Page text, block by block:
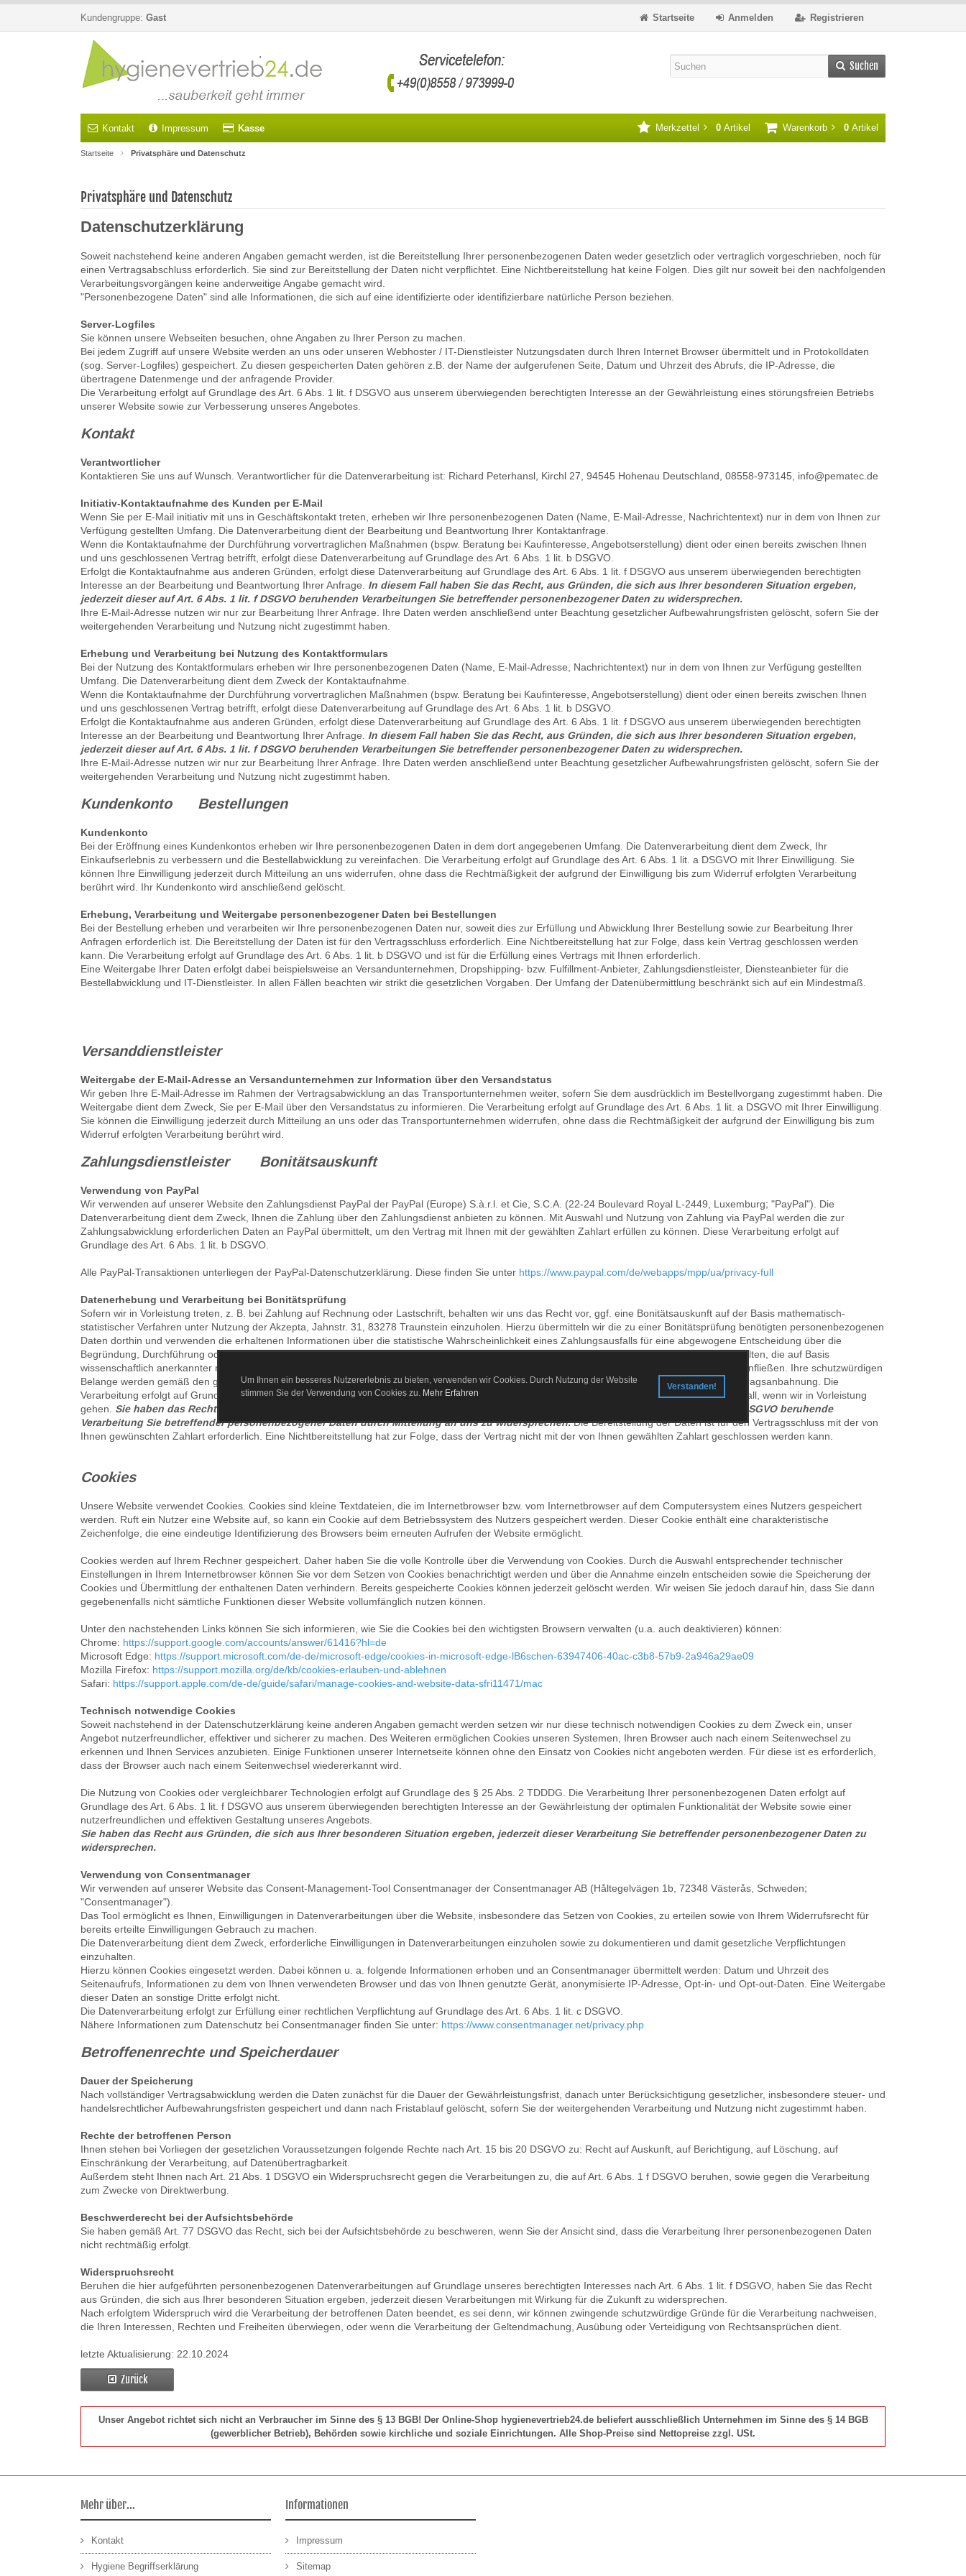
Um Ihnen ein besseres Nutzererlebnis zu bieten, verwenden wir Cookies. Durch Nutzung der Website
stimmen Sie der Verwendung von Cookies zu. Mehr Erfahren
Verstanden!
Kundengruppe: Gast Registrieren
Anmelden
Startseite
Suchen
Kontakt Impressum Kasse Warenkorb 0 Artikel
Merkzettel 0 Artikel
Startseite Privatsphäre und Datenschutz
Privatsphäre und Datenschutz
Datenschutzerklärung
Soweit nachstehend keine anderen Angaben gemacht werden, ist die Bereitstellung Ihrer personenbezogenen Daten weder gesetzlich oder vertraglich vorgeschrieben, noch für
einen Vertragsabschluss erforderlich. Sie sind zur Bereitstellung der Daten nicht verpflichtet. Eine Nichtbereitstellung hat keine Folgen. Dies gilt nur soweit bei den nachfolgenden
Verarbeitungsvorgängen keine anderweitige Angabe gemacht wird.
"Personenbezogene Daten" sind alle Informationen, die sich auf eine identifizierte oder identifizierbare natürliche Person beziehen.
Server-Logfiles
Sie können unsere Webseiten besuchen, ohne Angaben zu Ihrer Person zu machen.
Bei jedem Zugriff auf unsere Website werden an uns oder unseren Webhoster / IT-Dienstleister Nutzungsdaten durch Ihren Internet Browser übermittelt und in Protokolldaten
(sog. Server-Logfiles) gespeichert. Zu diesen gespeicherten Daten gehören z.B. der Name der aufgerufenen Seite, Datum und Uhrzeit des Abrufs, die IP-Adresse, die
übertragene Datenmenge und der anfragende Provider.
Die Verarbeitung erfolgt auf Grundlage des Art. 6 Abs. 1 lit. f DSGVO aus unserem überwiegenden berechtigten Interesse an der Gewährleistung eines störungsfreien Betriebs
unserer Website sowie zur Verbesserung unseres Angebotes.
Kontakt
Verantwortlicher
Kontaktieren Sie uns auf Wunsch. Verantwortlicher für die Datenverarbeitung ist: Richard Peterhansl, Kirchl 27, 94545 Hohenau Deutschland, 08558-973145, info@pematec.de
Initiativ-Kontaktaufnahme des Kunden per E-Mail
Wenn Sie per E-Mail initiativ mit uns in Geschäftskontakt treten, erheben wir Ihre personenbezogenen Daten (Name, E-Mail-Adresse, Nachrichtentext) nur in dem von Ihnen zur
Verfügung gestellten Umfang. Die Datenverarbeitung dient der Bearbeitung und Beantwortung Ihrer Kontaktanfrage.
Wenn die Kontaktaufnahme der Durchführung vorvertraglichen Maßnahmen (bspw. Beratung bei Kaufinteresse, Angebotserstellung) dient oder einen bereits zwischen Ihnen
und uns geschlossenen Vertrag betrifft, erfolgt diese Datenverarbeitung auf Grundlage des Art. 6 Abs. 1 lit. b DSGVO.
Erfolgt die Kontaktaufnahme aus anderen Gründen, erfolgt diese Datenverarbeitung auf Grundlage des Art. 6 Abs. 1 lit. f DSGVO aus unserem überwiegenden berechtigten
Interesse an der Bearbeitung und Beantwortung Ihrer Anfrage. In diesem Fall haben Sie das Recht, aus Gründen, die sich aus Ihrer besonderen Situation ergeben,
jederzeit dieser auf Art. 6 Abs. 1 lit. f DSGVO beruhenden Verarbeitungen Sie betreffender personenbezogener Daten zu widersprechen.
Ihre E-Mail-Adresse nutzen wir nur zur Bearbeitung Ihrer Anfrage. Ihre Daten werden anschließend unter Beachtung gesetzlicher Aufbewahrungsfristen gelöscht, sofern Sie der
weitergehenden Verarbeitung und Nutzung nicht zugestimmt haben.
Erhebung und Verarbeitung bei Nutzung des Kontaktformulars
Bei der Nutzung des Kontaktformulars erheben wir Ihre personenbezogenen Daten (Name, E-Mail-Adresse, Nachrichtentext) nur in dem von Ihnen zur Verfügung gestellten
Umfang. Die Datenverarbeitung dient dem Zweck der Kontaktaufnahme.
Wenn die Kontaktaufnahme der Durchführung vorvertraglichen Maßnahmen (bspw. Beratung bei Kaufinteresse, Angebotserstellung) dient oder einen bereits zwischen Ihnen
und uns geschlossenen Vertrag betrifft, erfolgt diese Datenverarbeitung auf Grundlage des Art. 6 Abs. 1 lit. b DSGVO.
Erfolgt die Kontaktaufnahme aus anderen Gründen, erfolgt diese Datenverarbeitung auf Grundlage des Art. 6 Abs. 1 lit. f DSGVO aus unserem überwiegenden berechtigten
Interesse an der Bearbeitung und Beantwortung Ihrer Anfrage. In diesem Fall haben Sie das Recht, aus Gründen, die sich aus Ihrer besonderen Situation ergeben,
jederzeit dieser auf Art. 6 Abs. 1 lit. f DSGVO beruhenden Verarbeitungen Sie betreffender personenbezogener Daten zu widersprechen.
Ihre E-Mail-Adresse nutzen wir nur zur Bearbeitung Ihrer Anfrage. Ihre Daten werden anschließend unter Beachtung gesetzlicher Aufbewahrungsfristen gelöscht, sofern Sie der
weitergehenden Verarbeitung und Nutzung nicht zugestimmt haben.
Kundenkonto Bestellungen
Kundenkonto
Bei der Eröffnung eines Kundenkontos erheben wir Ihre personenbezogenen Daten in dem dort angegebenen Umfang. Die Datenverarbeitung dient dem Zweck, Ihr
Einkaufserlebnis zu verbessern und die Bestellabwicklung zu vereinfachen. Die Verarbeitung erfolgt auf Grundlage des Art. 6 Abs. 1 lit. a DSGVO mit Ihrer Einwilligung. Sie
können Ihre Einwilligung jederzeit durch Mitteilung an uns widerrufen, ohne dass die Rechtmäßigkeit der aufgrund der Einwilligung bis zum Widerruf erfolgten Verarbeitung
berührt wird. Ihr Kundenkonto wird anschließend gelöscht.
Erhebung, Verarbeitung und Weitergabe personenbezogener Daten bei Bestellungen
Bei der Bestellung erheben und verarbeiten wir Ihre personenbezogenen Daten nur, soweit dies zur Erfüllung und Abwicklung Ihrer Bestellung sowie zur Bearbeitung Ihrer
Anfragen erforderlich ist. Die Bereitstellung der Daten ist für den Vertragsschluss erforderlich. Eine Nichtbereitstellung hat zur Folge, dass kein Vertrag geschlossen werden
kann. Die Verarbeitung erfolgt auf Grundlage des Art. 6 Abs. 1 lit. b DSGVO und ist für die Erfüllung eines Vertrags mit Ihnen erforderlich.
Eine Weitergabe Ihrer Daten erfolgt dabei beispielsweise an Versandunternehmen, Dropshipping- bzw. Fulfillment-Anbieter, Zahlungsdienstleister, Diensteanbieter für die
Bestellabwicklung und IT-Dienstleister. In allen Fällen beachten wir strikt die gesetzlichen Vorgaben. Der Umfang der Datenübermittlung beschränkt sich auf ein Mindestmaß.
Versanddienstleister
Weitergabe der E-Mail-Adresse an Versandunternehmen zur Information über den Versandstatus
Wir geben Ihre E-Mail-Adresse im Rahmen der Vertragsabwicklung an das Transportunternehmen weiter, sofern Sie dem ausdrücklich im Bestellvorgang zugestimmt haben. Die
Weitergabe dient dem Zweck, Sie per E-Mail über den Versandstatus zu informieren. Die Verarbeitung erfolgt auf Grundlage des Art. 6 Abs. 1 lit. a DSGVO mit Ihrer Einwilligung.
Sie können die Einwilligung jederzeit durch Mitteilung an uns oder das Transportunternehmen widerrufen, ohne dass die Rechtmäßigkeit der aufgrund der Einwilligung bis zum
Widerruf erfolgten Verarbeitung berührt wird.
Zahlungsdienstleister Bonitätsauskunft
Verwendung von PayPal
Wir verwenden auf unserer Website den Zahlungsdienst PayPal der PayPal (Europe) S.à.r.l. et Cie, S.C.A. (22-24 Boulevard Royal L-2449, Luxemburg; "PayPal"). Die
Datenverarbeitung dient dem Zweck, Ihnen die Zahlung über den Zahlungsdienst anbieten zu können. Mit Auswahl und Nutzung von Zahlung via PayPal werden die zur
Zahlungsabwicklung erforderlichen Daten an PayPal übermittelt, um den Vertrag mit Ihnen mit der gewählten Zahlart erfüllen zu können. Diese Verarbeitung erfolgt auf
Grundlage des Art. 6 Abs. 1 lit. b DSGVO.
Alle PayPal-Transaktionen unterliegen der PayPal-Datenschutzerklärung. Diese finden Sie unter https://www.paypal.com/de/webapps/mpp/ua/privacy-full
Datenerhebung und Verarbeitung bei Bonitätsprüfung
Sofern wir in Vorleistung treten, z. B. bei Zahlung auf Rechnung oder Lastschrift, behalten wir uns das Recht vor, ggf. eine Bonitätsauskunft auf der Basis mathematisch-
statistischer Verfahren unter Nutzung derAkzepta, Jahnstr. 31, 83278 Traunstein einzuholen. Hierzu übermitteln wir die zu einer Bonitätsprüfung benötigten personenbezogenen
Daten dorthin und verwenden die erhaltenen Informationen über die statistische Wahrscheinlichkeit eines Zahlungsausfalls für eine abgewogene Entscheidung über die
Begründung, Durchführung oder Beendigung des Vertragsverhältnisses. Die Bonitätsauskunft kann Wahrscheinlichkeitswerte (Score-Werte) beinhalten, die auf Basis
wissenschaftlich anerkannter mathematisch-statistischer Verfahren berechnet werden und in deren Berechnung unter anderem Anschriftendaten einfließen. Ihre schutzwürdigen
Belange werden gemäß den gesetzlichen Bestimmungen berücksichtigt. Die Datenverarbeitung dient dem Zweck der Bonitätsprüfung für eine Vertragsanbahnung. Die
Verarbeitung erfolgt auf Grundlage des Art. 6 Abs. 1 lit. f DSGVO aus unserem überwiegenden berechtigten Interesse am Schutz vor Zahlungsausfall, wenn wir in Vorleistung
gehen. Sie haben das Recht aus Gründen, die sich aus Ihrer besonderen Situation ergeben, jederzeit gegen diese auf Art. 6 Abs. 1 lit. f DSGVO beruhende
Verarbeitung Sie betreffender personenbezogener Daten durch Mitteilung an uns zu widersprechen.Die Bereitstellung der Daten ist für den Vertragsschluss mit der von
Ihnen gewünschten Zahlart erforderlich. Eine Nichtbereitstellung hat zur Folge, dass der Vertrag nicht mit der von Ihnen gewählten Zahlart geschlossen werden kann.
Cookies
Unsere Website verwendet Cookies. Cookies sind kleine Textdateien, die im Internetbrowser bzw. vom Internetbrowser auf dem Computersystem eines Nutzers gespeichert
werden. Ruft ein Nutzer eine Website auf, so kann ein Cookie auf dem Betriebssystem des Nutzers gespeichert werden. Dieser Cookie enthält eine charakteristische
Zeichenfolge, die eine eindeutige Identifizierung des Browsers beim erneuten Aufrufen der Website ermöglicht.
Cookies werden auf Ihrem Rechner gespeichert. Daher haben Sie die volle Kontrolle über die Verwendung von Cookies. Durch die Auswahl entsprechender technischer
Einstellungen in Ihrem Internetbrowser können Sie vor dem Setzen von Cookies benachrichtigt werden und über die Annahme einzeln entscheiden sowie die Speicherung der
Cookies und Übermittlung der enthaltenen Daten verhindern. Bereits gespeicherte Cookies können jederzeit gelöscht werden. Wir weisen Sie jedoch darauf hin, dass Sie dann
gegebenenfalls nicht sämtliche Funktionen dieser Website vollumfänglich nutzen können.
Unter den nachstehenden Links können Sie sich informieren, wie Sie die Cookies bei den wichtigsten Browsern verwalten (u.a. auch deaktivieren) können:
Chrome: https://support.google.com/accounts/answer/61416?hl=de
Microsoft Edge: https://support.microsoft.com/de-de/microsoft-edge/cookies-in-microsoft-edge-lB6schen-63947406-40ac-c3b8-57b9-2a946a29ae09
Mozilla Firefox: https://support.mozilla.org/de/kb/cookies-erlauben-und-ablehnen
Safari: https://support.apple.com/de-de/guide/safari/manage-cookies-and-website-data-sfri11471/mac
Technisch notwendige Cookies
Soweit nachstehend in der Datenschutzerklärung keine anderen Angaben gemacht werden setzen wir nur diese technisch notwendigen Cookies zu dem Zweck ein, unser
Angebot nutzerfreundlicher, effektiver und sicherer zu machen. Des Weiteren ermöglichen Cookies unseren Systemen, Ihren Browser auch nach einem Seitenwechsel zu
erkennen und Ihnen Services anzubieten. Einige Funktionen unserer Internetseite können ohne den Einsatz von Cookies nicht angeboten werden. Für diese ist es erforderlich,
dass der Browser auch nach einem Seitenwechsel wiedererkannt wird.
Die Nutzung von Cookies oder vergleichbarer Technologien erfolgt auf Grundlage des § 25 Abs. 2 TDDDG. Die Verarbeitung Ihrer personenbezogenen Daten erfolgt auf
Grundlage des Art. 6 Abs. 1 lit. f DSGVO aus unserem überwiegenden berechtigten Interesse an der Gewährleistung der optimalen Funktionalität der Website sowie einer
nutzerfreundlichen und effektiven Gestaltung unseres Angebots.
Sie haben das Recht aus Gründen, die sich aus Ihrer besonderen Situation ergeben, jederzeit dieser Verarbeitung Sie betreffender personenbezogener Daten zu
widersprechen.
Verwendung von Consentmanager
Wir verwenden auf unserer Website das Consent-Management-Tool Consentmanager der Consentmanager AB (Håltegelvägen 1b, 72348 Västerås, Schweden;
"Consentmanager").
Das Tool ermöglicht es Ihnen, Einwilligungen in Datenverarbeitungen über die Website, insbesondere das Setzen von Cookies, zu erteilen sowie von Ihrem Widerrufsrecht für
bereits erteilte Einwilligungen Gebrauch zu machen.
Die Datenverarbeitung dient dem Zweck, erforderliche Einwilligungen in Datenverarbeitungen einzuholen sowie zu dokumentieren und damit gesetzliche Verpflichtungen
einzuhalten.
Hierzu können Cookies eingesetzt werden. Dabei können u. a. folgende Informationen erhoben und an Consentmanager übermittelt werden: Datum und Uhrzeit des
Seitenaufrufs, Informationen zu dem von Ihnen verwendeten Browser und das von Ihnen genutzte Gerät, anonymisierte IP-Adresse, Opt-in- und Opt-out-Daten. Eine Weitergabe
dieser Daten an sonstige Dritte erfolgt nicht.
Die Datenverarbeitung erfolgt zur Erfüllung einer rechtlichen Verpflichtung auf Grundlage des Art. 6 Abs. 1 lit. c DSGVO.
Nähere Informationen zum Datenschutz bei Consentmanager finden Sie unter: https://www.consentmanager.net/privacy.php
Betroffenenrechte und Speicherdauer
Dauer der Speicherung
Nach vollständiger Vertragsabwicklung werden die Daten zunächst für die Dauer der Gewährleistungsfrist, danach unter Berücksichtigung gesetzlicher, insbesondere steuer- und
handelsrechtlicher Aufbewahrungsfristen gespeichert und dann nach Fristablauf gelöscht, sofern Sie der weitergehenden Verarbeitung und Nutzung nicht zugestimmt haben.
Rechte der betroffenen Person
Ihnen stehen bei Vorliegen der gesetzlichen Voraussetzungen folgende Rechte nach Art. 15 bis 20 DSGVO zu: Recht auf Auskunft, auf Berichtigung, auf Löschung, auf
Einschränkung der Verarbeitung, auf Datenübertragbarkeit.
Außerdem steht Ihnen nach Art. 21 Abs. 1 DSGVO ein Widerspruchsrecht gegen die Verarbeitungen zu, die auf Art. 6 Abs. 1 f DSGVO beruhen, sowie gegen die Verarbeitung
zum Zwecke von Direktwerbung.
Beschwerderecht bei der Aufsichtsbehörde
Sie haben gemäß Art. 77 DSGVO das Recht, sich bei der Aufsichtsbehörde zu beschweren, wenn Sie der Ansicht sind, dass die Verarbeitung Ihrer personenbezogenen Daten
nicht rechtmäßig erfolgt.
Widerspruchsrecht
Beruhen die hier aufgeführten personenbezogenen Datenverarbeitungen auf Grundlage unseres berechtigten Interesses nach Art. 6 Abs. 1 lit. f DSGVO, haben Sie das Recht
aus Gründen, die sich aus Ihrer besonderen Situation ergeben, jederzeit diesen Verarbeitungen mit Wirkung für die Zukunft zu widersprechen.
Nach erfolgtem Widerspruch wird die Verarbeitung der betroffenen Daten beendet, es sei denn, wir können zwingende schutzwürdige Gründe für die Verarbeitung nachweisen,
die Ihren Interessen, Rechten und Freiheiten überwiegen, oder wenn die Verarbeitung der Geltendmachung, Ausübung oder Verteidigung von Rechtsansprüchen dient.
letzte Aktualisierung: 22.10.2024
Zurück
Unser Angebot richtet sich nicht an Verbraucher im Sinne des § 13 BGB! Der Online-Shop hygienevertrieb24.de beliefert ausschließlich Unternehmen im Sinne des § 14 BGB
(gewerblicher Betrieb), Behörden sowie kirchliche und soziale Einrichtungen. Alle Shop-Preise sind Nettopreise zzgl. USt.
Mehr über...
Kontakt
Hygiene Begriffserklärung
Informationen
Impressum
Sitemap